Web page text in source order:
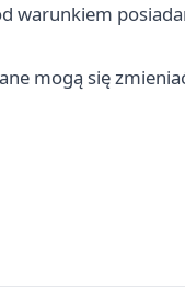
warunkiem
mogą się